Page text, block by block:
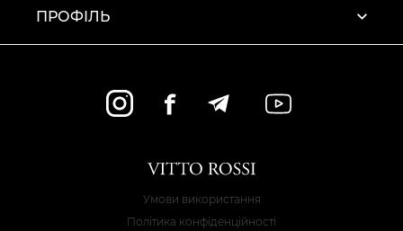
ПРОФІЛЬ
Умови використання
Політика конфіденційності